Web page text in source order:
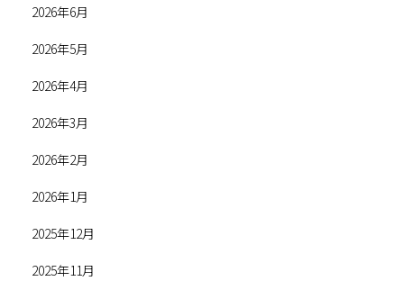
2026年6月
2026年5月
2026年4月
2026年3月
2026年2月
2026年1月
2025年12月
2025年11月